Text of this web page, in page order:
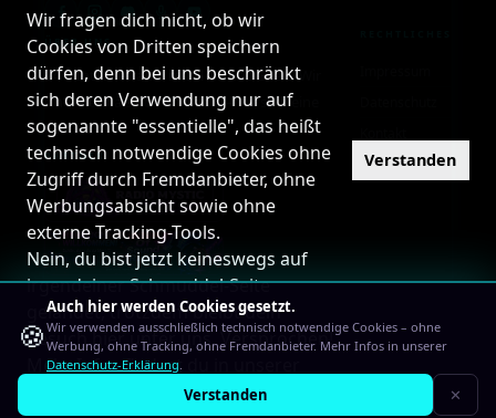
Wir fragen dich nicht, ob wir
Cookies von Dritten speichern
dürfen, denn bei uns beschränkt
sich deren Verwendung nur auf
sogenannte "essentielle", das heißt
technisch notwendige Cookies ohne
Zugriff durch Fremdanbieter, ohne
Werbungsabsicht sowie ohne
externe Tracking-Tools.
Nein, du bist jetzt keineswegs auf
irgendeiner Schmuddel-Seite
gelandet, trotzdem bleibt dein
Besuch hier unter uns. Versprochen!
Mehr Infos findest du in unserer
Datenschutz-Erklärung
Verstanden
ÜBER UNS
24/7 Internetradio mit Herz und Seele. Wir
sind mehr als nur ein Radio – wir sind eine
Familie!
PARTNER
© 2026 Radio Sound of Silence · Alle Rechte vorbehalten
🍪
Auch hier werden Cookies gesetzt.
Wir verwenden ausschließlich technisch notwendige Cookies – ohne
Werbung, ohne Tracking, ohne Fremdanbieter. Mehr Infos in unserer
Datenschutz-Erklärung.
Verstanden ✕